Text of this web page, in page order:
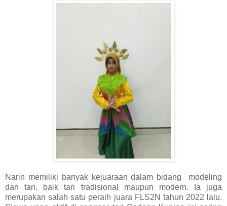
Narin memiliki banyak kejuaraan dalam bidang modeling
dan tari, baik tari tradisional maupun modern. Ia juga
merupakan salah satu peraih juara FLS2N tahun 2022 lalu.